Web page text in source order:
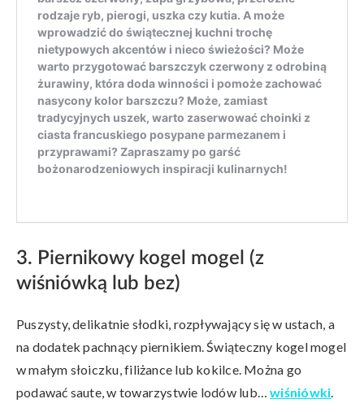
3. Piernikowy kogel mogel (z
wiśniówką lub bez)
Puszysty, delikatnie słodki, rozpływający się w ustach, a
na dodatek pachnący piernikiem. Świąteczny kogel mogel
w małym słoiczku, filiżance lub kokilce. Można go
podawać saute, w towarzystwie lodów lub…wiśniówki.